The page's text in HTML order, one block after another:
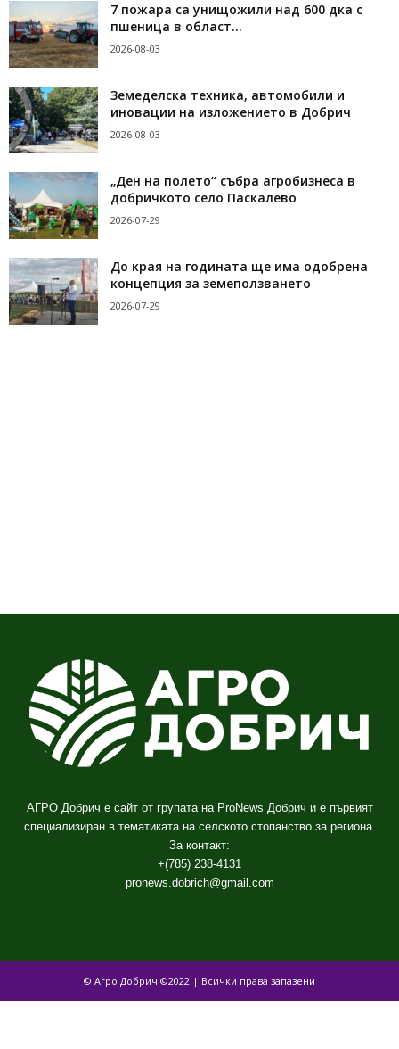
7 пожара са унищожили над 600 дка с
пшеница в област...
2026-08-03
Земеделска техника, автомобили и
иновации на изложението в Добрич
2026-08-03
„Ден на полето“ събра агробизнеса в
добричкото село Паскалево
2026-07-29
До края на годината ще има одобрена
концепция за земеползването
2026-07-29
АГРО Добрич е сайт от групата на ProNews Добрич и е първият
специализиран в тематиката на селското стопанство за региона.
За контакт:
+(785) 238-4131
pronews.dobrich@gmail.com
© Агро Добрич ©2022 | Всички права запазени